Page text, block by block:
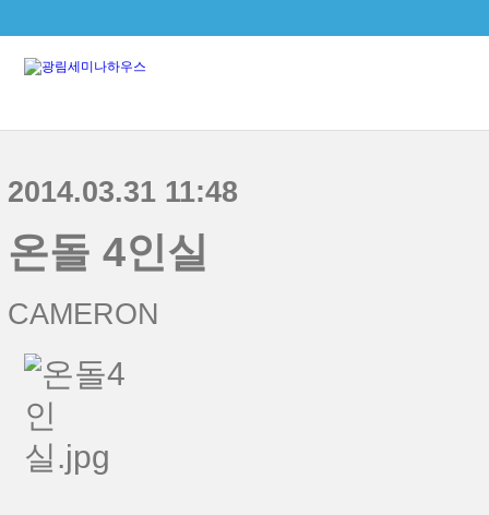
2014.03.31 11:48
온돌 4인실
CAMERON